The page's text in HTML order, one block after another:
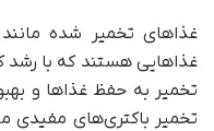
غذاهای تخمیر شده
غذاهایی هستند که با رشد
تخمیر به حفظ غذاها و